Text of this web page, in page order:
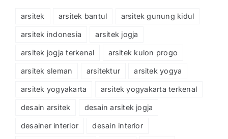
arsitek arsitek bantul arsitek gunung kidul
arsitek indonesia arsitek jogja
arsitek jogja terkenal arsitek kulon progo
arsitek sleman arsitektur arsitek yogya
arsitek yogyakarta arsitek yogyakarta terkenal
desain arsitek desain arsitek jogja
desainer interior desain interior